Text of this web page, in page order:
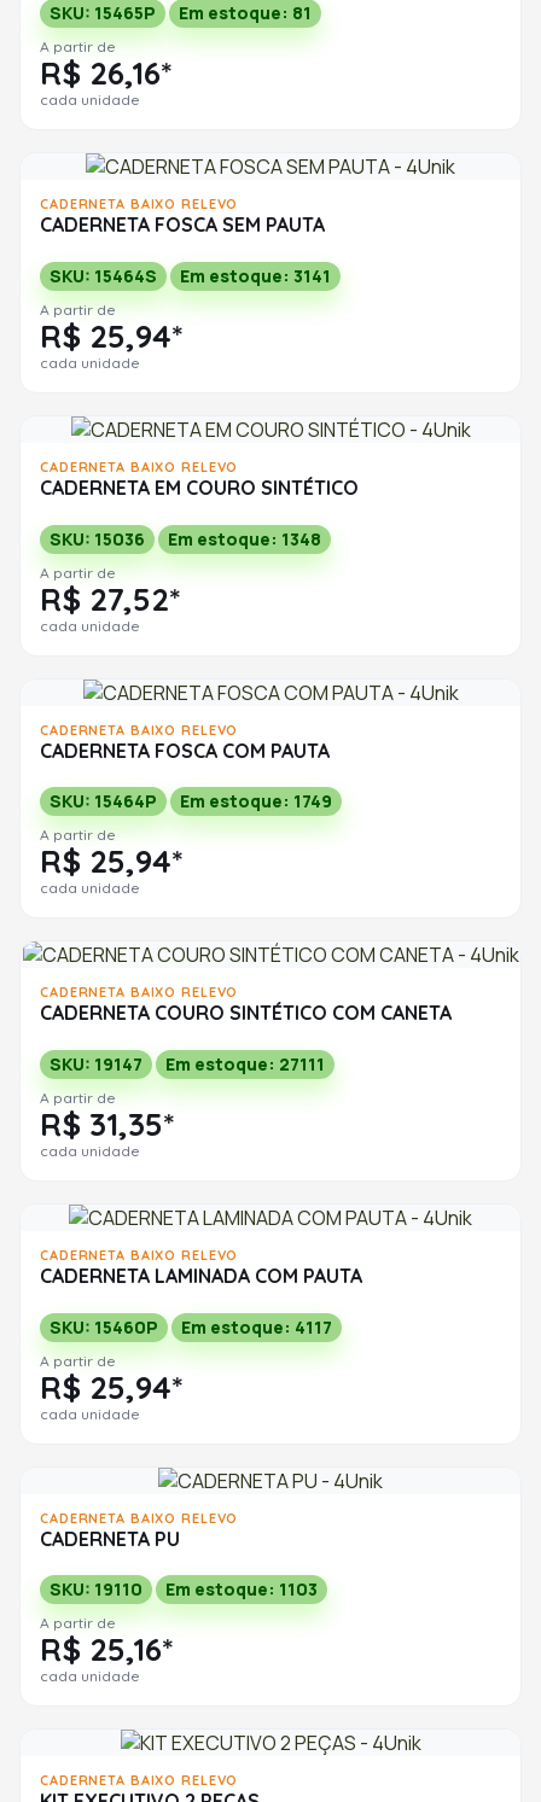
SKU: 15465P Em estoque: 81
A partir de
R$ 26,16*
cada unidade
CADERNETA BAIXO RELEVO
CADERNETA FOSCA SEM PAUTA
SKU: 15464S Em estoque: 3141
A partir de
R$ 25,94*
cada unidade
CADERNETA BAIXO RELEVO
CADERNETA EM COURO SINTÉTICO
SKU: 15036 Em estoque: 1348
A partir de
R$ 27,52*
cada unidade
CADERNETA BAIXO RELEVO
CADERNETA FOSCA COM PAUTA
SKU: 15464P Em estoque: 1749
A partir de
R$ 25,94*
cada unidade
CADERNETA BAIXO RELEVO
CADERNETA COURO SINTÉTICO COM CANETA
SKU: 19147 Em estoque: 27111
A partir de
R$ 31,35*
cada unidade
CADERNETA BAIXO RELEVO
CADERNETA LAMINADA COM PAUTA
SKU: 15460P Em estoque: 4117
A partir de
R$ 25,94*
cada unidade
CADERNETA BAIXO RELEVO
CADERNETA PU
SKU: 19110 Em estoque: 1103
A partir de
R$ 25,16*
cada unidade
CADERNETA BAIXO RELEVO